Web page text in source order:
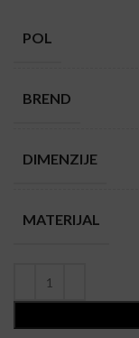
POL
BREND
DIMENZIJE
MATERIJAL